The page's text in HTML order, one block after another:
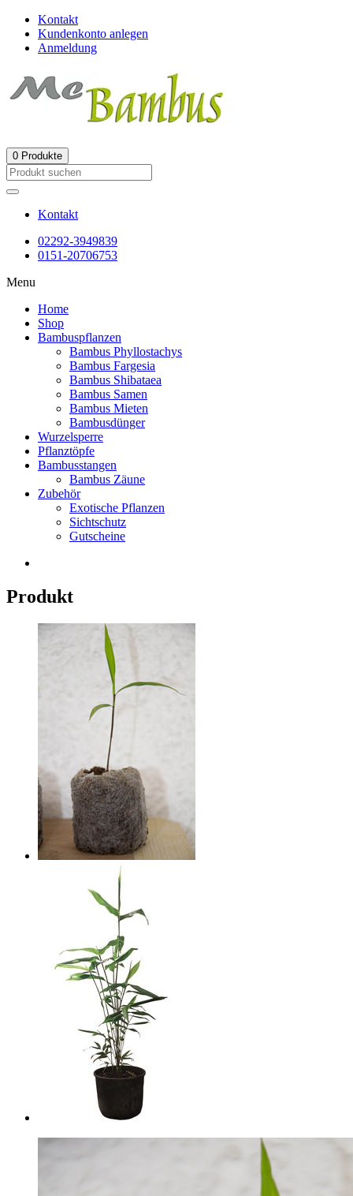
Kontakt
Kundenkonto anlegen
Anmeldung
0 Produkte
Kontakt
02292-3949839
0151-20706753
Menu
Home
Shop
Bambuspflanzen
Bambus Phyllostachys
Bambus Fargesia
Bambus Shibataea
Bambus Samen
Bambus Mieten
Bambusdünger
Wurzelsperre
Pflanztöpfe
Bambusstangen
Bambus Zäune
Zubehör
Exotische Pflanzen
Sichtschutz
Gutscheine
Produkt